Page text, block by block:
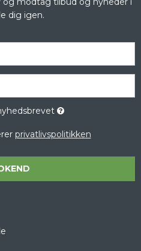
dig igen.
privatlivspolitikken